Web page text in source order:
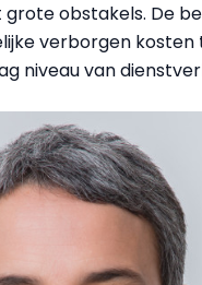
grote obstakels. De
verborgen kosten
niveau van